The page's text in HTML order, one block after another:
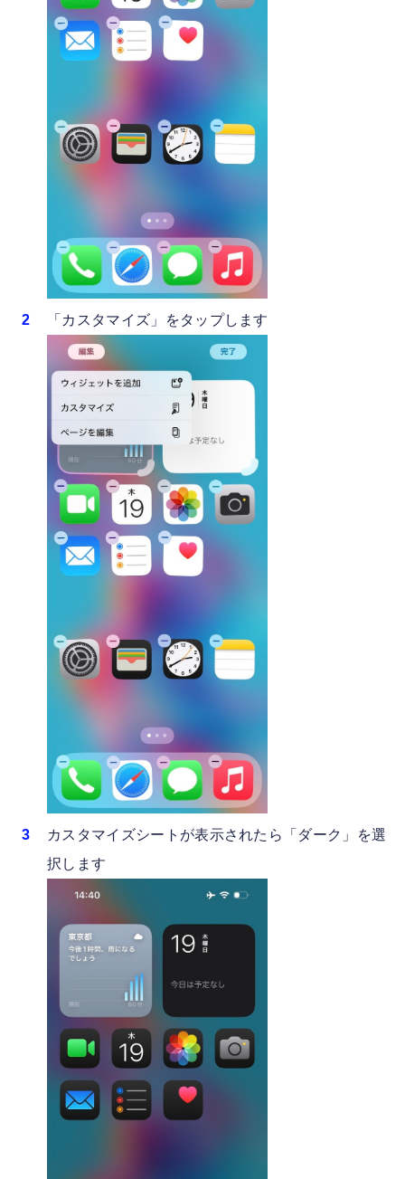
「カスタマイズ」をタップします
カスタマイズシートが表示されたら「ダーク」を選
択します